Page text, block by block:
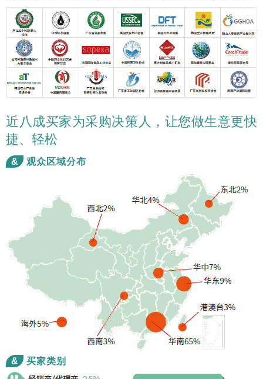
近八成买家为采购决策人，让您做生意更快
捷、轻松
& 观众区域分布
& 买家类别